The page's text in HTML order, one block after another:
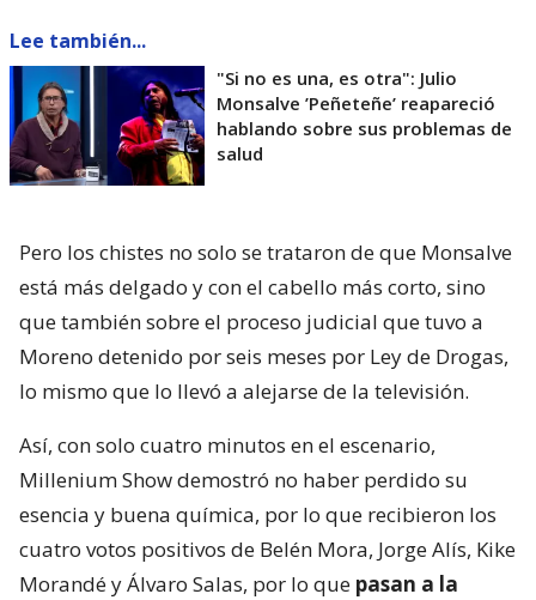
Lee también...
"Si no es una, es otra": Julio
Monsalve ’Peñeteñe’ reapareció
hablando sobre sus problemas de
salud
Pero los chistes no solo se trataron de que Monsalve
está más delgado y con el cabello más corto, sino
que también sobre el proceso judicial que tuvo a
Moreno detenido por seis meses por Ley de Drogas,
lo mismo que lo llevó a alejarse de la televisión.
Así, con solo cuatro minutos en el escenario,
Millenium Show demostró no haber perdido su
esencia y buena química, por lo que recibieron los
cuatro votos positivos de Belén Mora, Jorge Alís, Kike
Morandé y Álvaro Salas, por lo que pasan a la